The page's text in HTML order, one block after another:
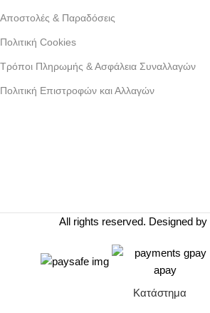
Αποστολές & Παραδόσεις
Πολιτική Cookies
Τρόποι Πληρωμής & Ασφάλεια Συναλλαγών
Πολιτική Επιστροφών και Αλλαγών
All rights reserved. Designed by
Κατάστημα